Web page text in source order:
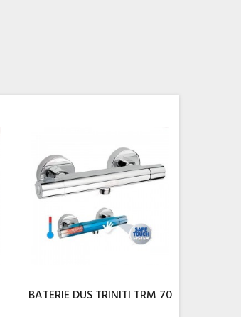
BATERIE DUS TRINITI TRM 70